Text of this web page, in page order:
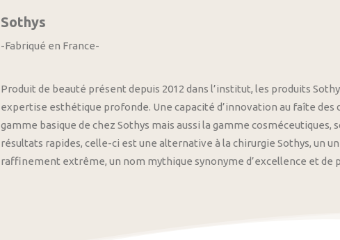
Sothys
-Fabriqué en France-
Produit de beauté présent depuis 2012 dans l’institut, les produits
expertise esthétique profonde. Une capacité d’innovation au faîte
gamme basique de chez Sothys mais aussi la gamme
résultats rapides, celle-ci est une alternative à la chirurgie Sothys, un
raffinement extrême, un nom mythique synonyme d’excellence et de